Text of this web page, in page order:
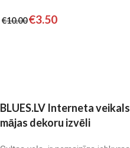
€10.00€3.50
BLUES.LV Interneta
mājas dekoru izvēli